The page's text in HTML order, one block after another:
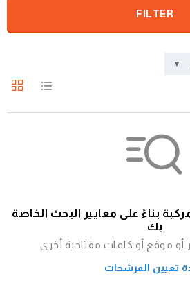
FILTER
بناءً على معايير البحث الخاصة
بك
أو موقع أو كلمات مفتاحية أخرى
تعيين المرشحات